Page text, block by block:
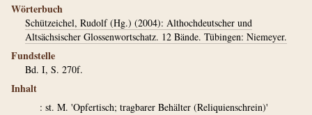
Wörterbuch
Schützeichel, Rudolf (Hg.) (2004): Althochdeutscher und
Altsächsischer Glossenwortschatz. 12 Bände. Tübingen: Niemeyer.
Fundstelle
Bd. I, S. 270f.
Inhalt
: st. M. 'Opfertisch; tragbarer Behälter (Reliquienschrein)'